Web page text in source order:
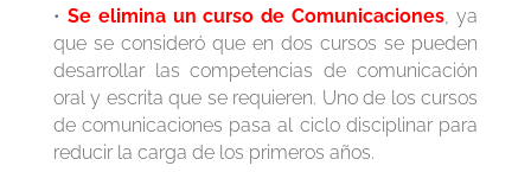
• Se elimina un curso de Comunicaciones, ya
que se consideró que en dos cursos se pueden
desarrollar las competencias de comunicación
oral y escrita que se requieren. Uno de los cursos
de comunicaciones pasa al ciclo disciplinar para
reducir la carga de los primeros años.